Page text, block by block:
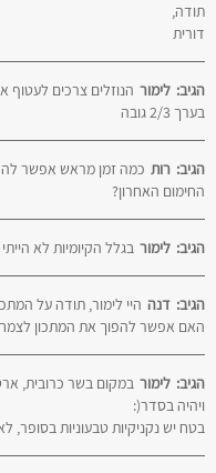
תודה,
דורית
לימור הגיב:
הנוזלים צרכים לעטוף
בערך 2/3 גובה
רות הגיב:
כמה זמן מראש אפשר
החימום האחרון?
לימור הגיב: בגלל הקיומיות לא
דנה הגיב:
היי לימור, תודה על
האם אפשר להפוך את המתכון
לימור הגיב:
במקום בשר כרובית,
ויהיה בסדר(:
בטח יש נקניקיות טבעוניות בסופר,